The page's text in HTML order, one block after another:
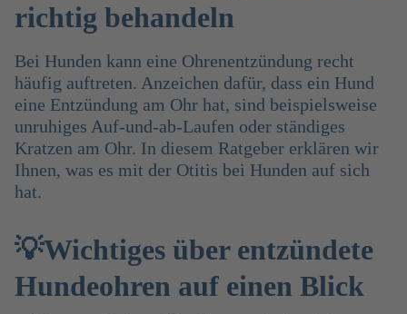
richtig behandeln
Bei Hunden kann eine Ohrenentzündung recht
häufig auftreten. Anzeichen dafür, dass ein Hund
eine Entzündung am Ohr hat, sind beispielsweise
unruhiges Auf-und-ab-Laufen oder ständiges
Kratzen am Ohr. In diesem Ratgeber erklären wir
Ihnen, was es mit der Otitis bei Hunden auf sich
hat.
💡Wichtiges über entzündete
Hundeohren auf einen Blick